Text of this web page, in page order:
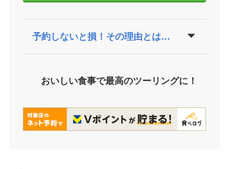
予約しないと損！その理由とは…
おいしい食事で最高のツーリングに！